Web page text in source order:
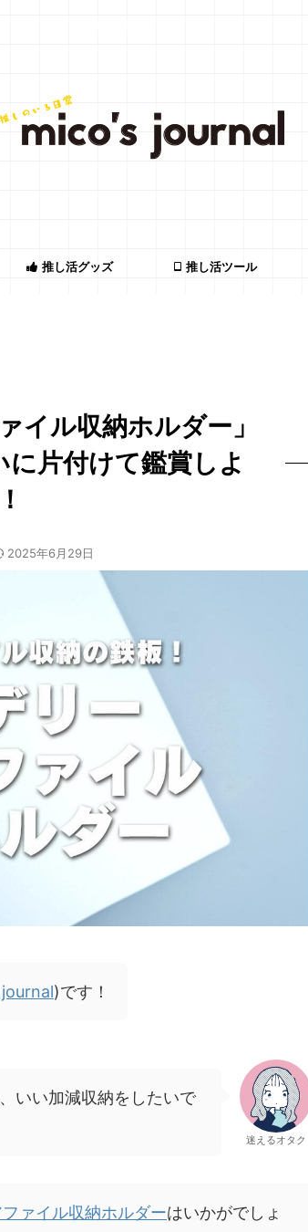
推し活グッズ 推し活ツール
イル収納ホルダー」
片付けて鑑賞しよ
2025年6月29日
)です！
いい加減収納をしたいで
迷えるオタク
ァイル収納ホルダーはいかがでしょ